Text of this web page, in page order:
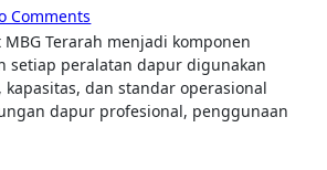
Comments
setiap peralatan dapur digunakan
dan standar operasional
dapur profesional, penggunaan